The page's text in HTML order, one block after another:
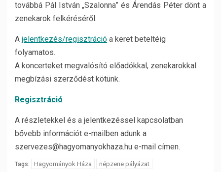
továbbá Pál István „Szalonna” és Árendás Péter dönt a
zenekarok felkéréséről.
A jelentkezés/regisztráció a keret beteltéig
folyamatos.
A koncerteket megvalósító előadókkal, zenekarokkal
megbízási szerződést kötünk.
Regisztráció
A részletekkel és a jelentkezéssel kapcsolatban
bővebb információt e-mailben adunk a
szervezes@hagyomanyokhaza.hu e-mail címen.
Tags: Hagyományok Háza népzene pályázat